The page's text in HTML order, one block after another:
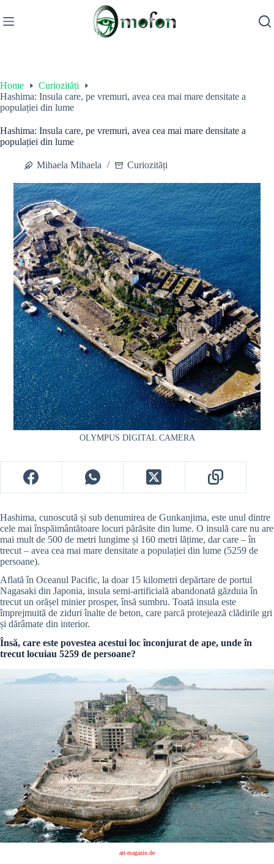
to
content
Home
Curiozități
Hashima: Insula care, pe vremuri, avea cea mai mare densitate a
populației din lume
Hashima: Insula care, pe vremuri, avea cea mai mare densitate a
populației din lume
Mihaela Mihaela Curiozități
OLYMPUS DIGITAL CAMERA
Hashima, cunoscută și sub denumirea de Gunkanjima, este unul dintre
cele mai înspăimântătoare locuri părăsite din lume. O insulă care nu are
mai mult de 500 de metri lungime și 160 metri lățime, dar care – în
trecut – avea cea mai mare densitate a populației din lume (5259 de
persoane).
Aflată în Oceanul Pacific, la doar 15 kilometri depărtare de portul
Nagasaki din Japonia, insula semi-artificială abandonată găzduia în
trecut un orășel minier prosper, însă sumbru. Toată insula este
împrejmuită de ziduri înalte de beton, care parcă protejează clădirile gri
și dărâmate din interior.
Însă, care este povestea acestui loc înconjurat de ape, unde în
trecut locuiau 5259 de persoane?
art-magazin.de